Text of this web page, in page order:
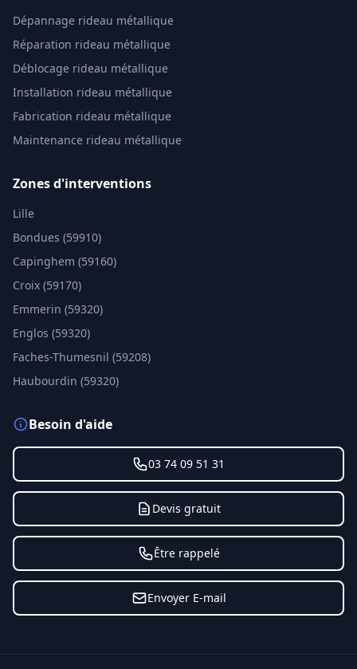
Dépannage rideau métallique
Réparation rideau métallique
Déblocage rideau métallique
Installation rideau métallique
Fabrication rideau métallique
Maintenance rideau métallique
Zones d'interventions
Lille
Bondues (59910)
Capinghem (59160)
Croix (59170)
Emmerin (59320)
Englos (59320)
Faches-Thumesnil (59208)
Haubourdin (59320)
Besoin d'aide
03 74 09 51 31
Devis gratuit
Être rappelé
Envoyer E-mail